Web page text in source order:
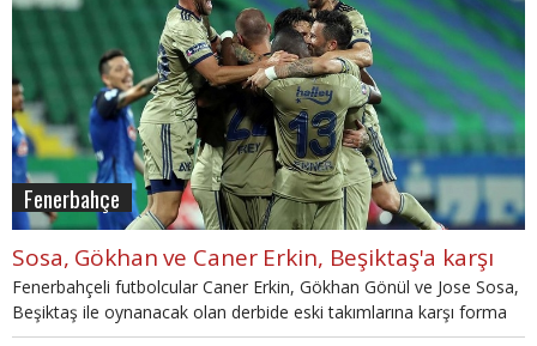
Fenerbahçe
Sosa, Gökhan ve Caner Erkin, Beşiktaş'a karşı
Fenerbahçeli futbolcular Caner Erkin, Gökhan Gönül ve Jose Sosa,
Beşiktaş ile oynanacak olan derbide eski takımlarına karşı forma
giyecek.